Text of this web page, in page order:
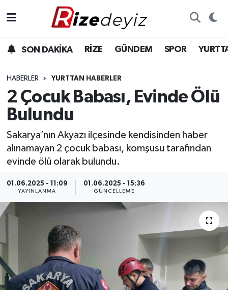
SON DAKİKA RİZE GÜNDEM SPOR
HABERLER YURTTAN HABERLER
2 Çocuk Babası, Evinde Ölü
Bulundu
Sakarya’nın Akyazı ilçesinde kendisinden haber
alınamayan 2 çocuk babası, komşusu tarafından
evinde ölü olarak bulundu.
01.06.2025 - 11:09
YAYINLANMA
01.06.2025 - 15:36
GÜNCELLEME
Gündem
Yurttan Haberler
Ekonomi
Teknoloji
Rize Hava Durumu
Rize Trafik Yoğunluk Haritası
Süper Lig Puan Durumu ve Fikstür
Tüm Manşetler
Haber Arşivi